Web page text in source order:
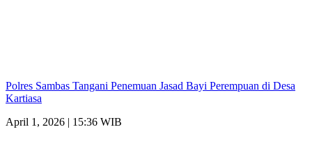
Polres Sambas Tangani Penemuan Jasad Bayi Perempuan di Desa
Kartiasa
April 1, 2026 | 15:36 WIB